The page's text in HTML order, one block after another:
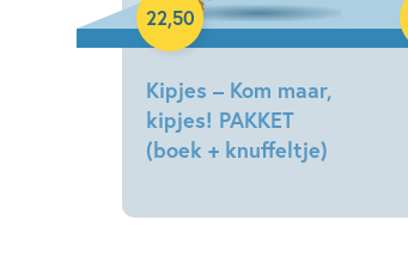
Kipjes – Kom maar,
kipjes! PAKKET
(boek + knuffeltje)
Peters
22,50